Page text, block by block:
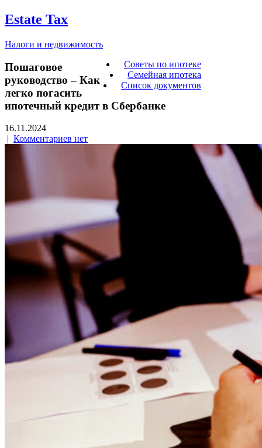
Estate Tax
Налоги и недвижимость
Советы по ипотеке
Семейная ипотека
Список документов
Пошаговое
руководство – Как
легко погасить
ипотечный кредит в Сбербанке
16.11.2024
| Комментариев нет